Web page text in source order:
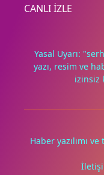
Deneyimini
yalnızca onayınla.
CANLI İZLE
Yasal Uyarı:
yazı, resim ve
izinsiz
Haber yazılımı ve